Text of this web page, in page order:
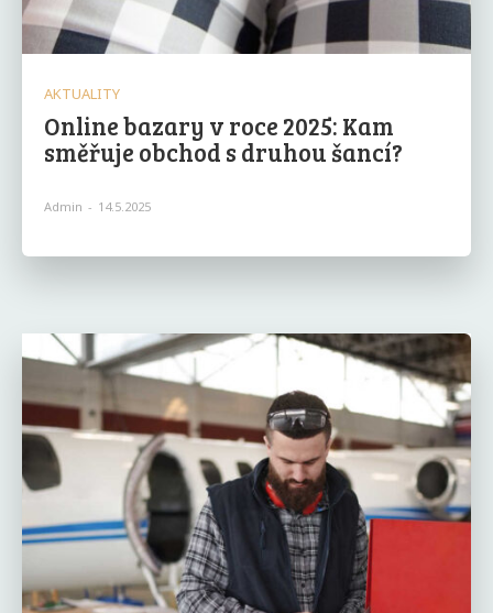
AKTUALITY
Online bazary v roce 2025: Kam
směřuje obchod s druhou šancí?
Admin - 14.5.2025